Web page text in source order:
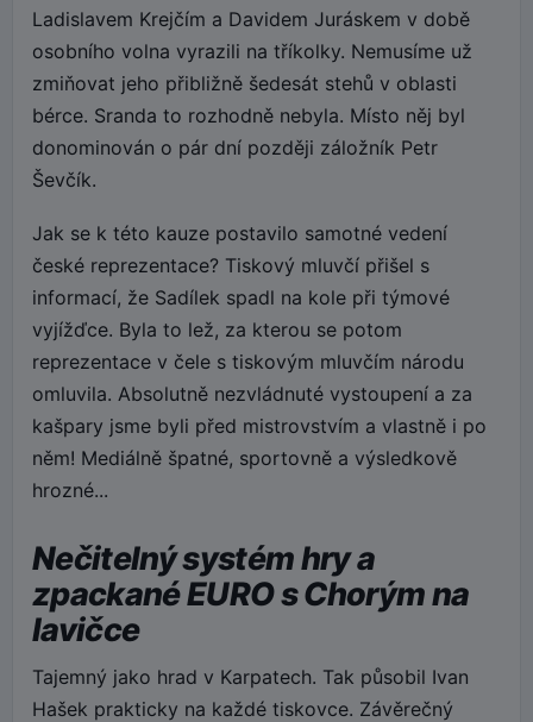
Ladislavem Krejčím a Davidem Juráskem v době
osobního volna vyrazili na tříkolky. Nemusíme už
zmiňovat jeho přibližně šedesát stehů v oblasti
bérce. Sranda to rozhodně nebyla. Místo něj byl
donominován o pár dní později záložník Petr
Ševčík.
Jak se k této kauze postavilo samotné vedení
české reprezentace? Tiskový mluvčí přišel s
informací, že Sadílek spadl na kole při týmové
vyjížďce. Byla to lež, za kterou se potom
reprezentace v čele s tiskovým mluvčím národu
omluvila. Absolutně nezvládnuté vystoupení a za
kašpary jsme byli před mistrovstvím a vlastně i po
něm! Mediálně špatné, sportovně a výsledkově
hrozné...
Nečitelný systém hry a
zpackané EURO s Chorým na
lavičce
Tajemný jako hrad v Karpatech. Tak působil Ivan
Hašek prakticky na každé tiskovce. Závěrečný